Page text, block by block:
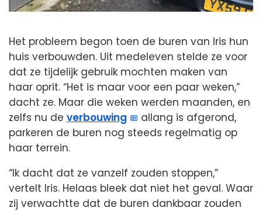
Het probleem begon toen de buren van Iris hun
huis verbouwden. Uit medeleven stelde ze voor
dat ze tijdelijk gebruik mochten maken van
haar oprit. “Het is maar voor een paar weken,”
dacht ze. Maar die weken werden maanden, en
zelfs nu de verbouwing
allang is afgerond,
parkeren de buren nog steeds regelmatig op
haar terrein.
“Ik dacht dat ze vanzelf zouden stoppen,”
vertelt Iris. Helaas bleek dat niet het geval. Waar
zij verwachtte dat de buren dankbaar zouden